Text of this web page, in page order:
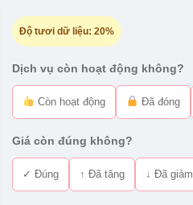
Độ tươi dữ liệu: 20%
Dịch vụ còn hoạt động không?
Còn hoạt động Đã đóng
Giá còn đúng không?
✓ Đúng ↑ Đã tăng ↓ Đã giảm